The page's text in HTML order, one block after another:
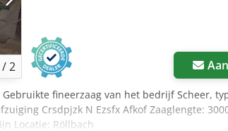
/2
fineerzaag van het bedrijf Scheer,
Crsdpjzk N Ezsfx Afkof Zaaglengte:
Locatie: Röllbach